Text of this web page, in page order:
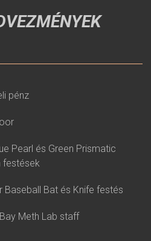
pénz
Pearl és Green Prismatic
festések
Baseball Bat és Knife festés
Meth Lab staff